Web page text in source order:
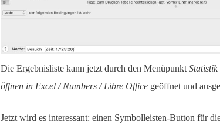
Die Ergebnisliste kann jetzt durch den Menüpunkt
öffnen in Excel / Numbers / Libre Officegeöffnet und
Jetzt wird es interessant: einen Symbolleisten-Button für